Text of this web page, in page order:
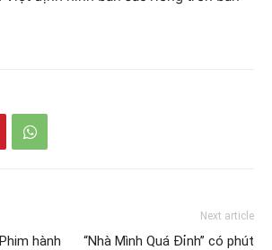
hành
Next article
“Nhà Mình Quá Đỉnh” có phút